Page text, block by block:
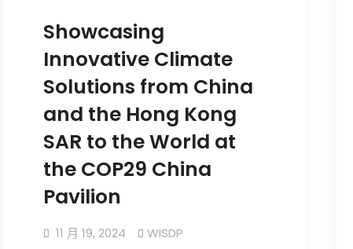
Showcasing
Innovative Climate
Solutions from China
and the Hong Kong
SAR to the World at
the COP29 China
Pavilion
11 月 19, 2024 WISDP